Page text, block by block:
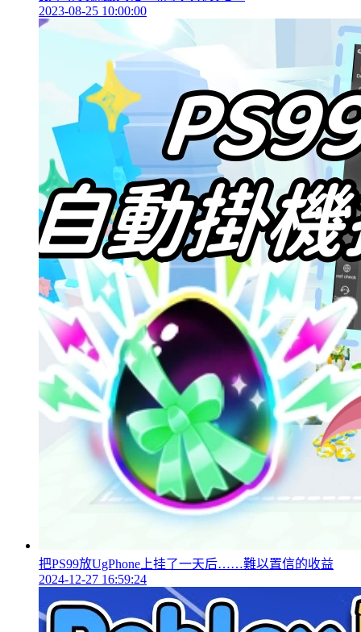
2023-08-25 10:00:00
把PS99放UgPhone上挂了一天后……難以置信的收益
2024-12-27 16:59:24